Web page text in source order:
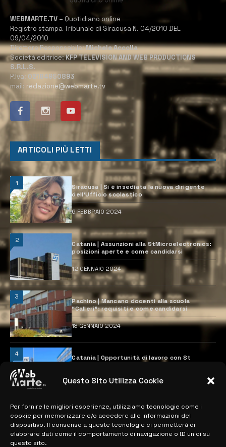
Questo Sito Utilizza Cookie
Per fornire le migliori esperienze, utilizziamo tecnologie come i
cookie per memorizzare e/o accedere alle informazioni del
dispositivo. Il consenso a queste tecnologie ci permetterà di
elaborare dati come il comportamento di navigazione o ID unici su
questo sito.
WEBMARTE.TV – Quotidiano online
Registro stampa Tribunale di Siracusa N. 04/2010 DEL
09/04/2010
Direttore Responsabile:Michele Accolla
Società editrice:KFP TELEVISION AND WEB PRODUCTIONS
S.R.L.S.
P.Iva: 02184950893
mail: redazione@webmarte.tv
ARTICOLI PIÙ LETTI
1
Siracusa | Si è insediata la nuova dirigente
dell’Ufficio scolastico
6 FEBBRAIO 2024
2
Catania | Assunzioni alla StMicroelectronics:
posizioni aperte e come candidarsi
12 GENNAIO 2024
3
Pachino | Mancano docenti alla scuola
“Calleri”: requisiti e come candidarsi
18 GENNAIO 2024
4
Catania | Opportunità di lavoro con St
28 MARZO 2024
MAPPA DEL SITO